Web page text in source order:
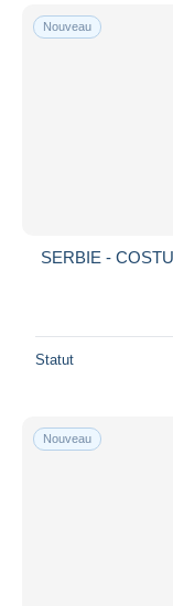
Nouveau
SERBIE -
Statut
Nouveau